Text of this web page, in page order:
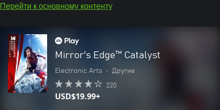
Перейти к основному контенту
Mirror's Edge™ Catalyst
Electronic Arts • Другие
220
USD$19.99+